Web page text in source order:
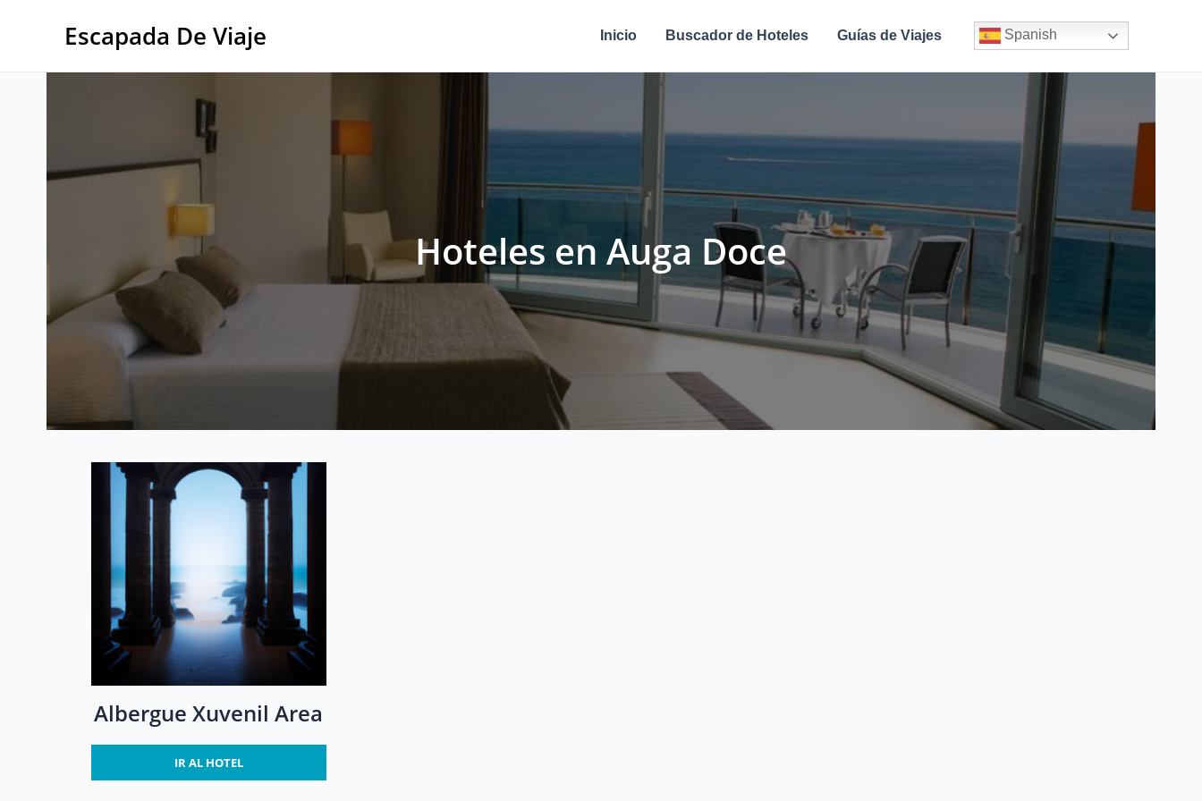
Escapada De Viaje Inicio Buscador de Hoteles Guías de Viajes Spanish
Hoteles en Auga Doce
Albergue Xuvenil Area
IR AL HOTEL